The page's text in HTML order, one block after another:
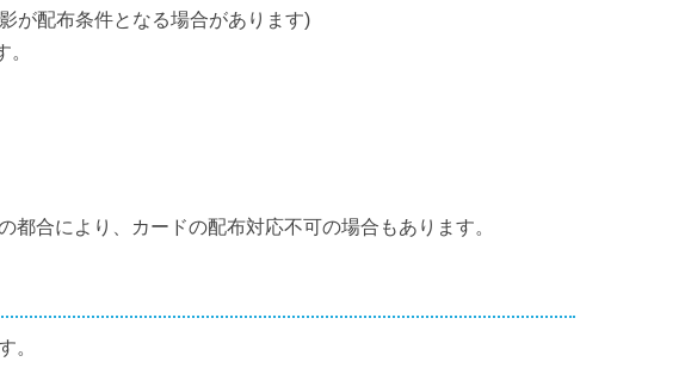
が配布条件となる場合があります)
合により、カードの配布対応不可の場合もあります。
。